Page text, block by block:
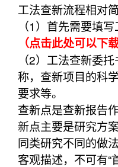
工法查新流程相对简
（1）首先需要填
（点击此处可以下
（2）工法查新委
称，查新项目的科
要求等。
查新点是查新报告
新点主要是研究方
同类研究不同的做
客观描述，不可有“